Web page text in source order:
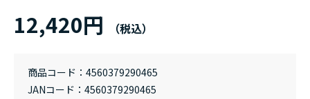
12,420円
商品コード
4560379290465
JANコード
4560379290465